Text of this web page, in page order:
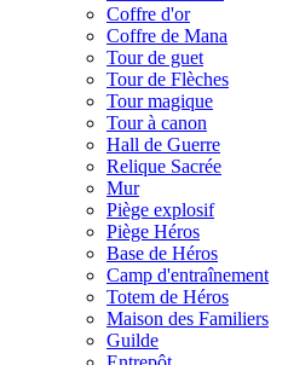
Coffre d'or
Coffre de Mana
Tour de guet
Tour de Flèches
Tour magique
Tour à canon
Hall de Guerre
Relique Sacrée
Mur
Piège explosif
Piège Héros
Base de Héros
Camp d'entraînement
Totem de Héros
Maison des Familiers
Guilde